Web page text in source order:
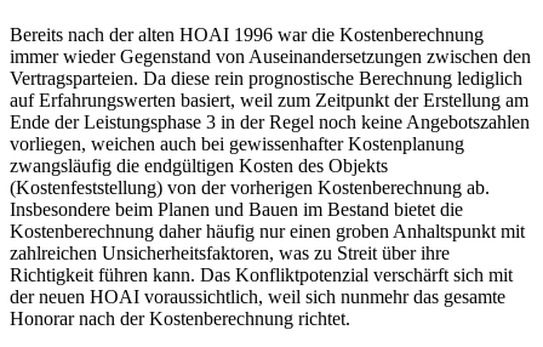
Bereits nach der alten HOAI 1996 war die Kostenberechnung
immer wieder Gegenstand von Auseinandersetzungen zwischen den
Vertragsparteien. Da diese rein prognostische Berechnung lediglich
auf Erfahrungswerten basiert, weil zum Zeitpunkt der Erstellung am
Ende der Leistungsphase 3 in der Regel noch keine Angebotszahlen
vorliegen, weichen auch bei gewissenhafter Kostenplanung
zwangsläufig die endgültigen Kosten des Objekts
(Kostenfeststellung) von der vorherigen Kostenberechnung ab.
Insbesondere beim Planen und Bauen im Bestand bietet die
Kostenberechnung daher häufig nur einen groben Anhaltspunkt mit
zahlreichen Unsicherheitsfaktoren, was zu Streit über ihre
Richtigkeit führen kann. Das Konfliktpotenzial verschärft sich mit
der neuen HOAI voraussichtlich, weil sich nunmehr das gesamte
Honorar nach der Kostenberechnung richtet.